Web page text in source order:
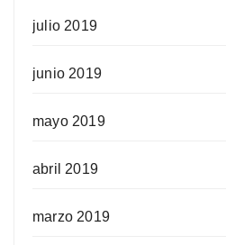
julio 2019
junio 2019
mayo 2019
abril 2019
marzo 2019